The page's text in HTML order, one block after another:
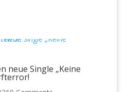
neue Single „Keine